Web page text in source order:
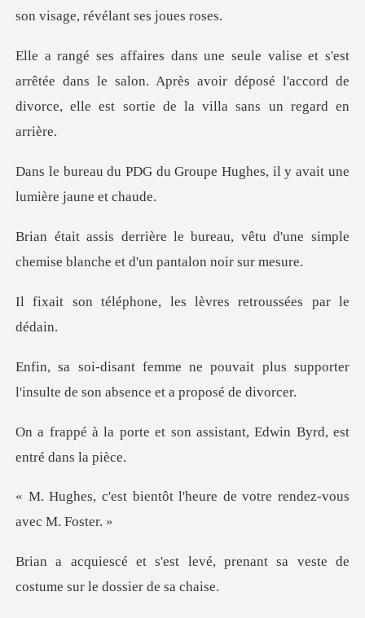
son vi
rrêtée dans le salon. Après avoir déposé l'accord de
divor
roupe Hughes, il y avait u
u, vêtu d'une simple
chemise blanch
ne, les lèvres retrou
ait plus supporter
l'insulte de so
son assistant, Edwin Byrd,
ôt l'heure de votre rend
é, prenant sa veste de
costume